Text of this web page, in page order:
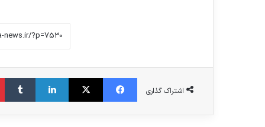
اشتراک گذاری
فیس بوک X لینکدین ‫تامبلر